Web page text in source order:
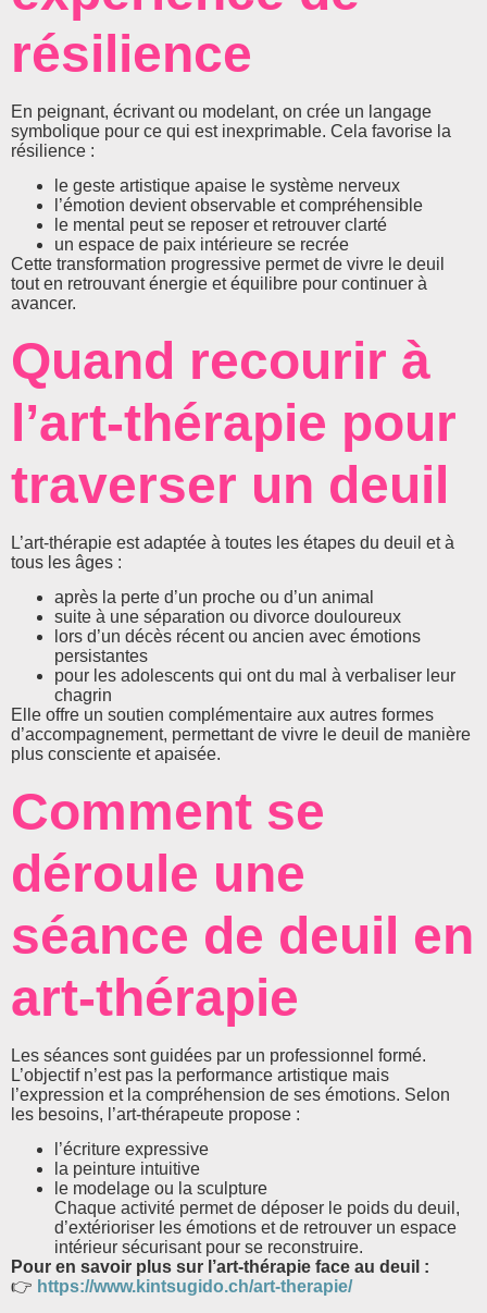
résilience
En peignant, écrivant ou modelant, on crée un langage
symbolique pour ce qui est inexprimable. Cela favorise la
résilience :
le geste artistique apaise le système nerveux
l’émotion devient observable et compréhensible
le mental peut se reposer et retrouver clarté
un espace de paix intérieure se recrée
Cette transformation progressive permet de vivre le deuil
tout en retrouvant énergie et équilibre pour continuer à
avancer.
Quand recourir à
l’art-thérapie pour
traverser un deuil
L’art-thérapie est adaptée à toutes les étapes du deuil et à
tous les âges :
après la perte d’un proche ou d’un animal
suite à une séparation ou divorce douloureux
lors d’un décès récent ou ancien avec émotions
persistantes
pour les adolescents qui ont du mal à verbaliser leur
chagrin
Elle offre un soutien complémentaire aux autres formes
d’accompagnement, permettant de vivre le deuil de manière
plus consciente et apaisée.
Comment se
déroule une
séance de deuil en
art-thérapie
Les séances sont guidées par un professionnel formé.
L’objectif n’est pas la performance artistique mais
l’expression et la compréhension de ses émotions. Selon
les besoins, l’art-thérapeute propose :
l’écriture expressive
la peinture intuitive
le modelage ou la sculpture
Chaque activité permet de déposer le poids du deuil,
d’extérioriser les émotions et de retrouver un espace
intérieur sécurisant pour se reconstruire.
Pour en savoir plus sur l’art-thérapie face au deuil :
👉 https://www.kintsugido.ch/art-therapie/